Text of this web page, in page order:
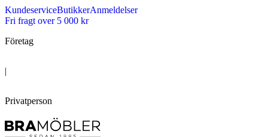
KundeserviceButikkerAnmeldelser
Fri fragt over 5 000 kr
Företag
|
Privatperson